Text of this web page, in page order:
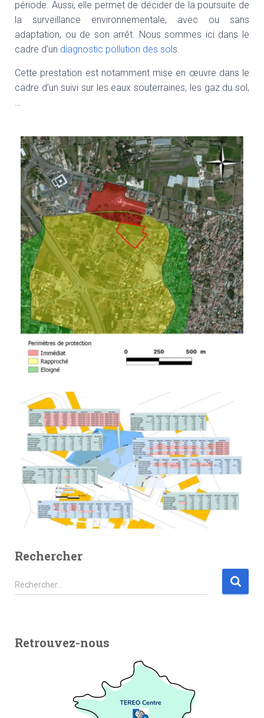
O
N
période. Aussi, elle permet de décider de la poursuite de
la surveillance environnementale, avec ou sans
adaptation, ou de son arrêt. Nous sommes ici dans le
cadre d’un diagnostic pollution des sols.
Cette prestation est notamment mise en œuvre dans le
cadre d’un suivi sur les eaux souterraines, les gaz du sol,
…
Rechercher
Rechercher…
Retrouvez-nous